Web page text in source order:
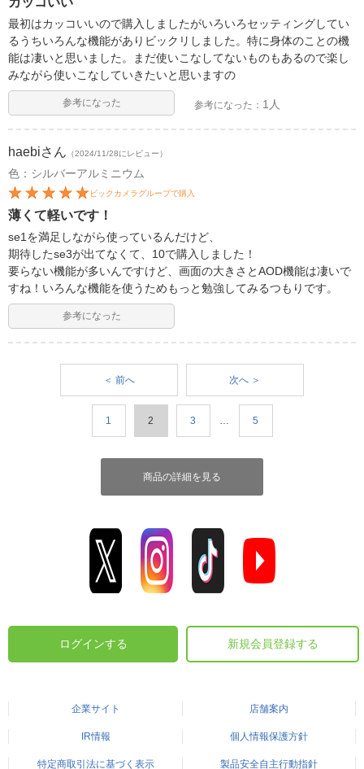
最初はカッコいいので購入しましたがいろいろセッティングしてい
るうちいろんな機能がありビックリしました。特に身体のことの機
能は凄いと思いました。まだ使いこなしてないものもあるので楽し
みながら使いこなしていきたいと思いますの
参考になった 参考になった： 1人
haebiさん （2024/11/28にレビュー）
色：シルバーアルミニウム
ビックカメラグループで購入
薄くて軽いです！
se1を満足しながら使っているんだけど、
期待したse3が出てなくて、10で購入しました！
要らない機能が多いんですけど、画面の大きさとAOD機能は凄いで
すね！いろんな機能を使うためもっと勉強してみるつもりです。
参考になった
＜ 前へ 次へ ＞
1 2 3 5
商品の詳細を見る
ログインする 新規会員登録する
企業サイト 店舗案内
IR情報 個人情報保護方針
特定商取引法に基づく表示 製品安全自主行動指針